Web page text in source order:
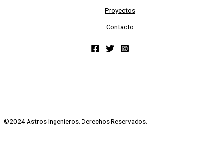
Proyectos
Contacto
©2024 Astros Ingenieros. Derechos Reservados.